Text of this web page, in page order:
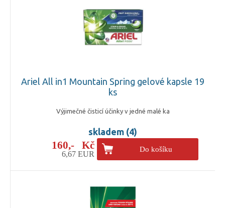
Ariel All in1 Mountain Spring gelové kapsle 19
ks
Výjimečné čisticí účinky v jedné malé ka
skladem (4)
160,- Kč
6,67 EUR
Do košíku